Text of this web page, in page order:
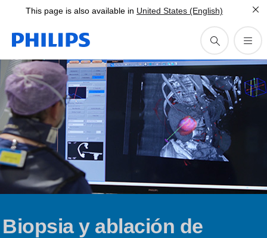
This page is also available in United States (English)
Biopsia y ablación de